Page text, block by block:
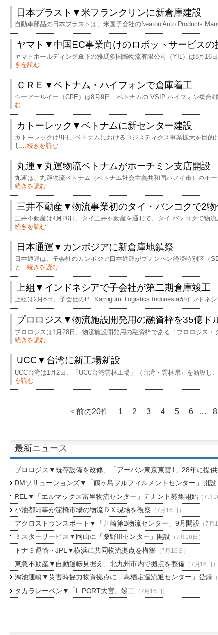
日本プラスト▼米フランクリンに新倉庫建設
自動車部品の日本プラストは、米国子会社のNeaton Auto Products
ヤマト▼中国EC事業向けのロボットサービスの
ヤマトホールディング傘下の雅瑪多国際物流有限公司（YIL）は8月16
きを読む
ＣＲＥ▼ベトナム・ハイフォンで倉庫着工
シーアールイー（CRE）は8月9日、ベトナムの VSIP ハイフォン複合
む
カトーレック▼ベトナムに新センター建設
カトーレックは9日、ベトナムにおけるロジスティクス事業拡大を目
し ...続きを読む
丸運▼丸運物流ベトナムがホーチミン支店開設
丸運は、丸運物流ベトナム（ベトナム社会主義共和国ハノイ市）のホ
続きを読む
三井不動産▼物流事業初のタイ・バンコクで2物
三井不動産は4月26日、タイ三井不動産を通じて、タイ バンコクで物
続きを読む
日本通運▼カンボジアに新倉庫地鎮祭
日本通運は、子会社のカンボジア日本通運がプノンペン経済特別区（
と ...続きを読む
上組▼インドネシアで子会社が第二期倉庫竣工
上組は2月8日、子会社のPT.Kamigumi Logistics Indonesiaがインドネ
プロロジス▼物流施設開発用の融資枠を35億ド
プロロジスは1月28日、物流施設開発用の融資枠である「プロロジス
続きを読む
UCC▼台湾に新工場新設
UCC台湾は1月2日、「UCC台湾雲林工場」（台湾・雲林県）を新設し
を読む
< 前の20件 1 2 3 4 5 6 … 8
最新ニュース
プロロジス▼既存設備を改修、「アーバン東京東雲1」28年に提供
DMソリューションズ▼「鶴ヶ島フルフィルメントセンター」開設
REL▼「エルマックス富里物流センター」テナント募集開始（7月
小池都知事が淀橋市場の物流ＤＸ現場を視察 （7月16日）
アクロストランスポート▼「川崎第2物流センター」9月開設 （7月
ミスターサービス▼岡山に「桑野IIIセンター」開設 （7月16日）
トナミ運輸・JPL▼横浜に共同物流拠点を構築（7月16日）
東急不動産▼自動運転見据え、北九州市内で拠点を整備（7月16日）
鴻池運輸▼災害時協力物資拠点に「鳥栖定温流通センター」登録
タカラレーベン▼「L.PORT大宮」竣工 （7月16日）